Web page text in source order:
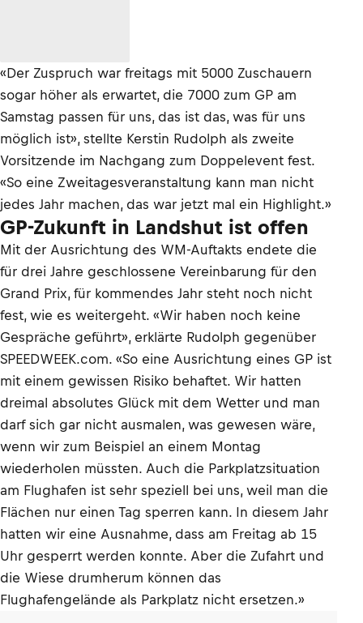
«Der Zuspruch war freitags mit 5000 Zuschauern
sogar höher als erwartet, die 7000 zum GP am
Samstag passen für uns, das ist das, was für uns
möglich ist», stellte Kerstin Rudolph als zweite
Vorsitzende im Nachgang zum Doppelevent fest.
«So eine Zweitagesveranstaltung kann man nicht
jedes Jahr machen, das war jetzt mal ein Highlight.»
GP-Zukunft in Landshut ist offen
Mit der Ausrichtung des WM-Auftakts endete die
für drei Jahre geschlossene Vereinbarung für den
Grand Prix, für kommendes Jahr steht noch nicht
fest, wie es weitergeht. «Wir haben noch keine
Gespräche geführt», erklärte Rudolph gegenüber
SPEEDWEEK.com. «So eine Ausrichtung eines GP ist
mit einem gewissen Risiko behaftet. Wir hatten
dreimal absolutes Glück mit dem Wetter und man
darf sich gar nicht ausmalen, was gewesen wäre,
wenn wir zum Beispiel an einem Montag
wiederholen müssten. Auch die Parkplatzsituation
am Flughafen ist sehr speziell bei uns, weil man die
Flächen nur einen Tag sperren kann. In diesem Jahr
hatten wir eine Ausnahme, dass am Freitag ab 15
Uhr gesperrt werden konnte. Aber die Zufahrt und
die Wiese drumherum können das
Flughafengelände als Parkplatz nicht ersetzen.»